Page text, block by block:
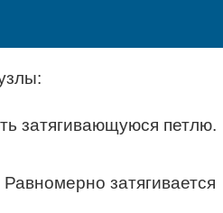
затягивающуюся петлю.
затягивается